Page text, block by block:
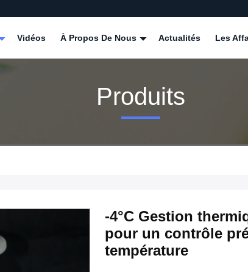
Vidéos À Propos De Nous Actualités Les
Produits
-4°C Gestion
pour un contrôle
température